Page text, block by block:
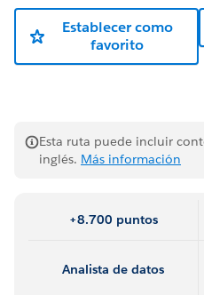
Establecer como
favorito
Esta ruta puede incluir
inglés. Más información
+8.700 puntos
Analista de datos